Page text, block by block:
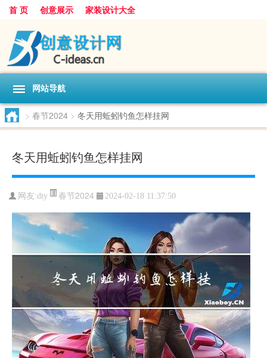
首 页 创意展示 家装设计大全
网站导航
> 春节2024 > 冬天用蚯蚓钓鱼怎样挂网
冬天用蚯蚓钓鱼怎样挂网
网友:dty 春节2024 2024-02-18 11:37:50